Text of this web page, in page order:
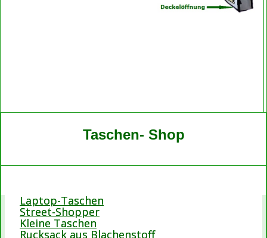
Taschen- Shop
Laptop-Taschen
Street-Shopper
Kleine Taschen
Rucksack aus Blachenstoff